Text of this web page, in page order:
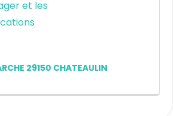
et les
29150 CHATEAULIN